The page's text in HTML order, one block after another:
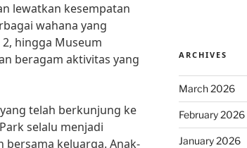
lewatkan kesempatan
wahana yang
hingga Museum
beragam aktivitas yang
telah berkunjung ke
selalu menjadi
keluarga. Anak-
ARCHIVES
March 2026
February 2026
January 2026